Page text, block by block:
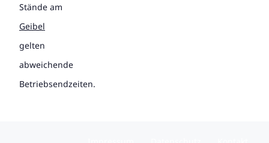
Stände am
Geibel
gelten
abweichende
Betriebsendzeiten.